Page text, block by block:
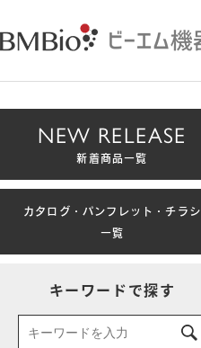
NEW RELEASE
新着商品一覧
カタログ・パンフレット・チラシ
一覧
キーワードで探す